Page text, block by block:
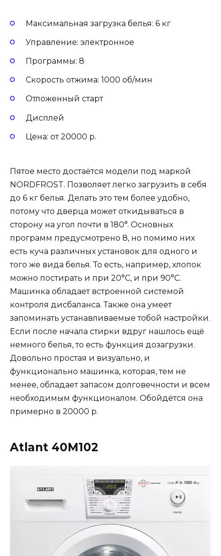
Максимальная загрузка белья: 6 кг
Управление: электронное
Программы: 8
Скорость отжима: 1000 об/мин
Отложенный старт
Дисплей
Цена: от 20000 р.
Пятое место достаётся модели под маркой
NORDFROST. Позволяет легко загрузить в себя
до 6 кг белья. Делать это тем более удобно,
потому что дверца может откидываться в
сторону на угол почти в 180°. Основных
программ предусмотрено 8, но помимо них
есть куча различных установок для одного и
того же вида белья. То есть, например, хлопок
можно постирать и при 20°С, и при 90°С.
Машинка обладает встроенной системой
контроля дисбаланса. Также она умеет
запоминать устанавливаемые тобой настройки.
Если после начала стирки вдруг нашлось ещё
немного белья, то есть функция дозагрузки.
Довольно простая и визуально, и
функционально машинка, которая, тем не
менее, обладает запасом долговечности и всем
необходимым функционалом. Обойдётся она
примерно в 20000 р.
Atlant 40М102